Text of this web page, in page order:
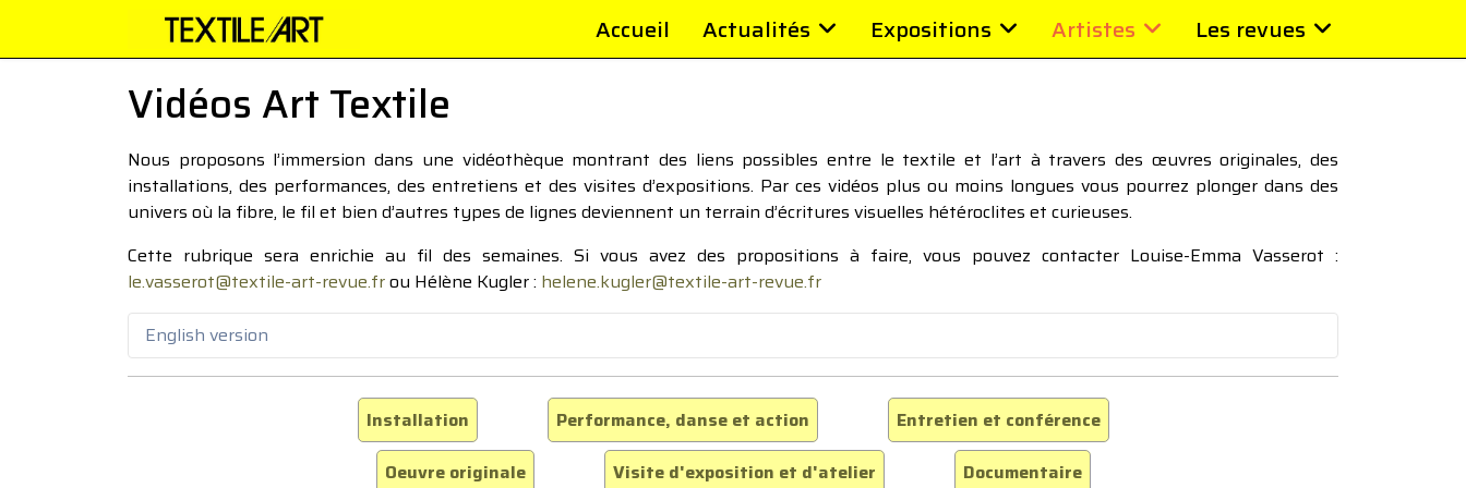
Accueil Actualités Expositions Artistes Les revues
Vidéos Art Textile
Nous proposons l’immersion dans une vidéothèque montrant des liens possibles entre le textile et l’art à travers des œuvres originales, des
installations, des performances, des entretiens et des visites d’expositions. Par ces vidéos plus ou moins longues vous pourrez plonger dans des
univers où la fibre, le fil et bien d’autres types de lignes deviennent un terrain d’écritures visuelles hétéroclites et curieuses.
Cette rubrique sera enrichie au fil des semaines. Si vous avez des propositions à faire, vous pouvez contacter Louise-Emma Vasserot :
le.vasserot@textile-art-revue.frou Hélène Kugler : helene.kugler@textile-art-revue.fr
English version
Installation Performance, danse et action
Entretien et conférence
Oeuvre originale
Visite d'exposition et d'atelier Documentaire